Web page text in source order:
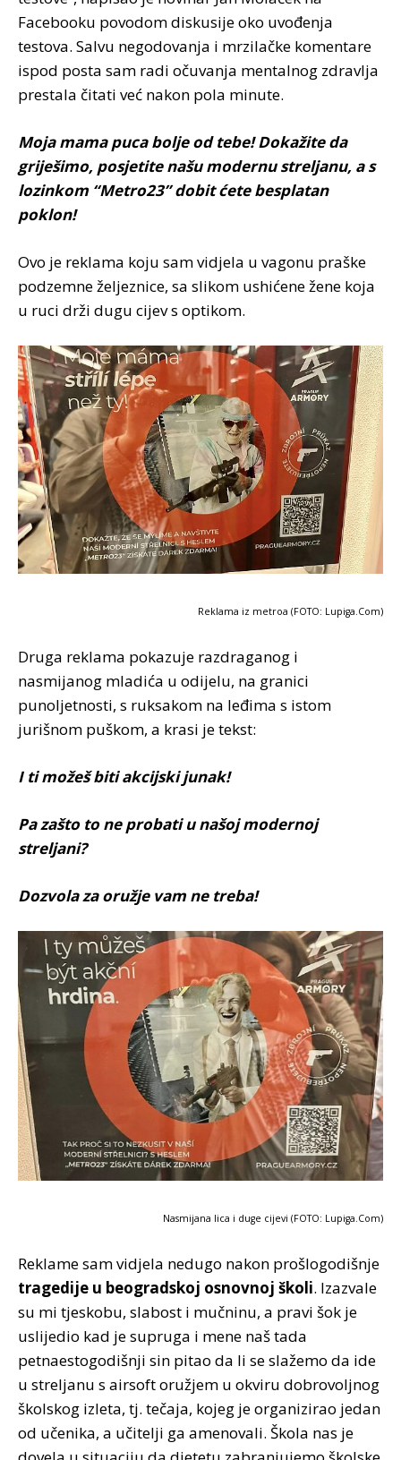
Facebooku povodom diskusije oko uvođenja
testova. Salvu negodovanja i mrzilačke komentare
ispod posta sam radi očuvanja mentalnog zdravlja
prestala čitati već nakon pola minute.
Moja mama puca bolje od tebe! Dokažite da
griješimo, posjetite našu modernu streljanu, a s
lozinkom “Metro23” dobit ćete besplatan
poklon!
Ovo je reklama koju sam vidjela u vagonu praške
podzemne željeznice, sa slikom ushićene žene koja
u ruci drži dugu cijev s optikom.
Reklama iz metroa (FOTO: Lupiga.Com)
Druga reklama pokazuje razdraganog i
nasmijanog mladića u odijelu, na granici
punoljetnosti, s ruksakom na leđima s istom
jurišnom puškom, a krasi je tekst:
I ti možeš biti akcijski junak!
Pa zašto to ne probati u našoj modernoj
streljani?
Dozvola za oružje vam ne treba!
Nasmijana lica i duge cijevi (FOTO: Lupiga.Com)
Reklame sam vidjela nedugo nakon prošlogodišnje
tragedije u beogradskoj osnovnoj školi. Izazvale
su mi tjeskobu, slabost i mučninu, a pravi šok je
uslijedio kad je supruga i mene naš tada
petnaestogodišnji sin pitao da li se slažemo da ide
u streljanu s airsoft oružjem u okviru dobrovoljnog
školskog izleta, tj. tečaja, kojeg je organizirao jedan
od učenika, a učitelji ga amenovali. Škola nas je